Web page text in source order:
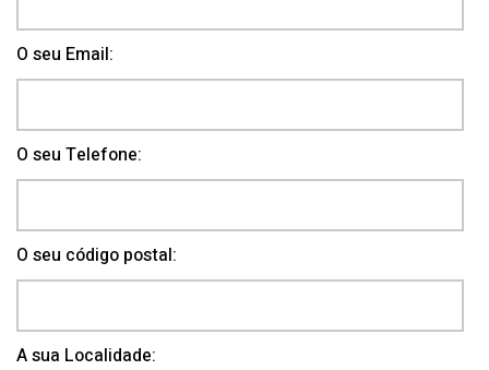
O seu Email:
O seu Telefone:
O seu código postal:
A sua Localidade: